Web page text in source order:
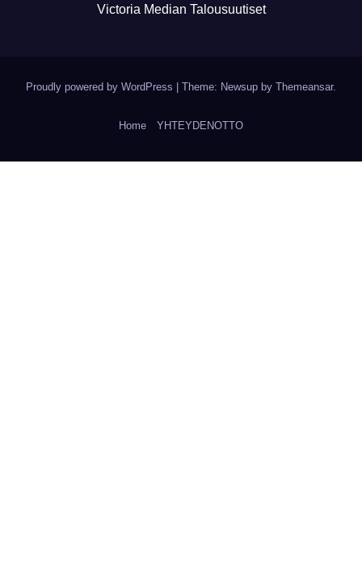
Victoria Median Talousuutiset
Proudly powered by WordPress | Theme: Newsup by Themeansar.
Home YHTEYDENOTTO